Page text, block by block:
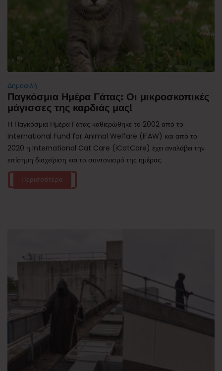
Δημοφιλή
Παγκόσμια Ημέρα Γάτας: Οι μικροσκοπικές
μάγισσες της καρδιάς μας!
Η Παγκόσμια Ημέρα Γάτας καθιερώθηκε το 2002 από το
International Fund for Animal Welfare (IFAW) και από το
2020 η International Cat Care (iCatCare) έχει αναλάβει την
επίσημη διαχείριση και το συντονισμό της ημέρας.
Περισσότερα